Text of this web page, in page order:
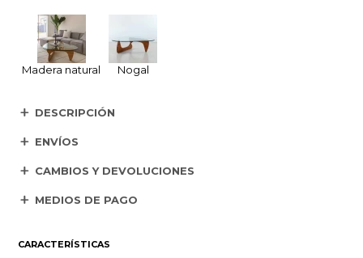
Madera natural Nogal
DESCRIPCIÓN
ENVÍOS
CAMBIOS Y DEVOLUCIONES
MEDIOS DE PAGO
CARACTERÍSTICAS